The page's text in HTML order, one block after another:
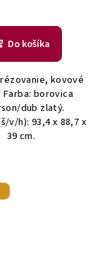
Do košíka
kovové
Farba: borovica
dub zlatý.
v/h): 93,4 x 88,7 x
39 cm.